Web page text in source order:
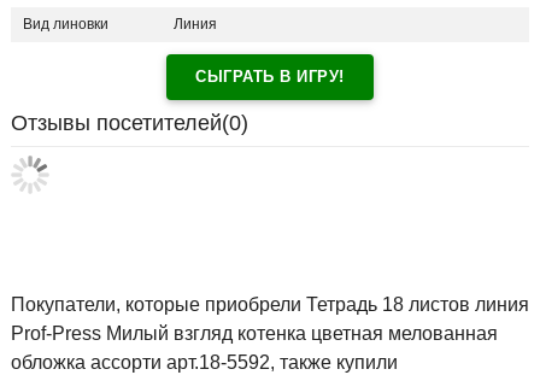
Вид линовки Линия
СЫГРАТЬ В ИГРУ!
Отзывы посетителей(0)
Покупатели, которые приобрели Тетрадь 18 листов линия
Prof-Press Милый взгляд котенка цветная мелованная
обложка ассорти арт.18-5592, также купили